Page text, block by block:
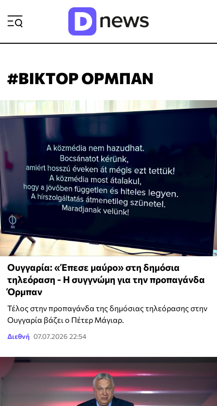
#ΒΙΚΤΟΡ ΟΡΜΠΑΝ
Ουγγαρία: «Έπεσε μαύρο» στη δημόσια
τηλεόραση - Η συγγνώμη για την προπαγάνδα
Όρμπαν
Τέλος στην προπαγάνδα της δημόσιας τηλεόρασης στην
Ουγγαρία βάζει ο Πέτερ Μάγιαρ.
Διεθνή 07.07.2026 22:54